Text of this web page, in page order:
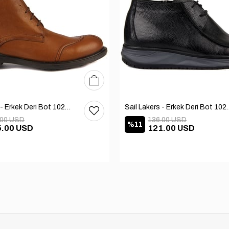
Sail Lakers - Erkek Deri Bot 102-1599-1458
USD
USD
40
Sail Lakers
%11 121.00 USD
136.00 USD